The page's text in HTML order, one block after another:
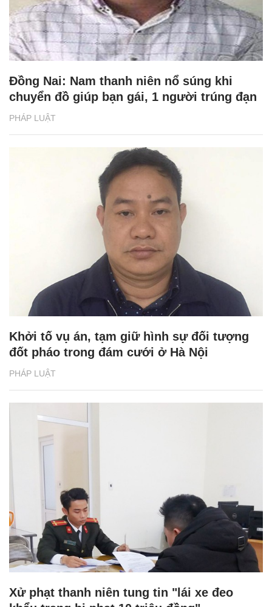
PHÁP LUẬT
Đồng Nai: Nam thanh niên nổ súng khi
chuyển đồ giúp bạn gái, 1 người trúng đạn
PHÁP LUẬT
Khởi tố vụ án, tạm giữ hình sự đối tượng
đốt pháo trong đám cưới ở Hà Nội
Xử phạt thanh niên tung tin "lái xe đeo